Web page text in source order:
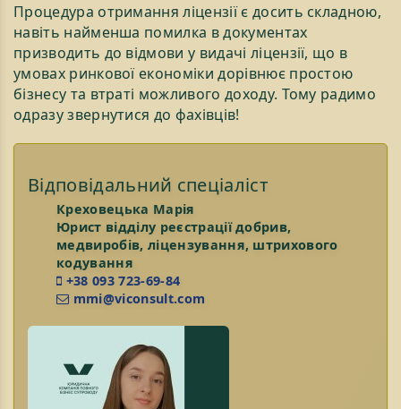
Процедура отримання ліцензії є досить складною,
навіть найменша помилка в документах
призводить до відмови у видачі ліцензії, що в
умовах ринкової економіки дорівнює простою
бізнесу та втраті можливого доходу. Тому радимо
одразу звернутися до фахівців!
Відповідальний спеціаліст
Креховецька Марія
Юрист відділу реєстрації добрив,
медвиробів, ліцензування, штрихового
кодування
+38 093 723-69-84
mmi@viconsult.com